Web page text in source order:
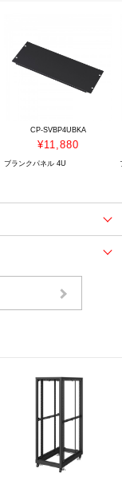
CP-SVBP4UBKA
¥11,880
ブランクパネル 4U